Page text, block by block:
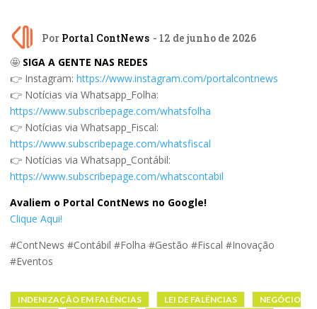
Por Portal ContNews - 12 de junho de 2026
🤩 SIGA A GENTE NAS REDES
👉 Instagram: https://www.instagram.com/portalcontnews
👉 Notícias via Whatsapp_Folha:
https://www.subscribepage.com/whatsfolha
👉 Notícias via Whatsapp_Fiscal:
https://www.subscribepage.com/whatsfiscal
👉 Notícias via Whatsapp_Contábil:
https://www.subscribepage.com/whatscontabil
Avaliem o Portal ContNews no Google!
Clique Aqui!
#ContNews #Contábil #Folha #Gestão #Fiscal #Inovação
#Eventos
INDENIZAÇÃO EM FALÊNCIAS LEI DE FALÊNCIAS
NEGÓCIO